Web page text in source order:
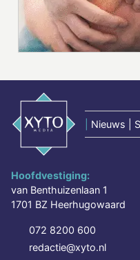
Nieuws |
Hoofdvestiging:
van Benthuizenlaan 1
1701 BZ Heerhugowaard
072 8200 600
redactie@xyto.nl